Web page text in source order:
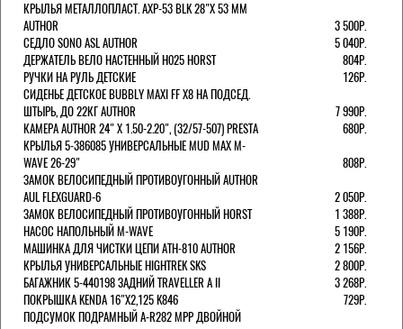
КРЫЛЬЯ МЕТАЛЛОПЛАСТ. AXP-53 BLK 28"Х 53 ММ
AUTHOR
3 500Р.
СЕДЛО SONO ASL AUTHOR
5 040Р.
ДЕРЖАТЕЛЬ ВЕЛО НАСТЕННЫЙ H025 HORST
804Р.
РУЧКИ НА РУЛЬ ДЕТСКИЕ
126Р.
СИДЕНЬЕ ДЕТСКОЕ BUBBLY MAXI FF X8 НА ПОДСЕД.
ШТЫРЬ, ДО 22КГ AUTHOR
7 990Р.
КАМЕРА AUTHOR 24" Х 1.50-2.20", (32/57-507) PRESTA
680Р.
КРЫЛЬЯ 5-386085 УНИВЕРСАЛЬНЫЕ MUD MAX M-
WAVE 26-29"
808Р.
ЗАМОК ВЕЛОСИПЕДНЫЙ ПРОТИВОУГОННЫЙ AUTHOR
AUL FLEXGUARD-6
2 050Р.
ЗАМОК ВЕЛОСИПЕДНЫЙ ПРОТИВОУГОННЫЙ HORST
1 388Р.
НАСОС НАПОЛЬНЫЙ M-WAVE
5 190Р.
МАШИНКА ДЛЯ ЧИСТКИ ЦЕПИ ATH-810 AUTHOR
2 156Р.
КРЫЛЬЯ УНИВЕРСАЛЬНЫЕ HIGHTREK SKS
2 800Р.
БАГАЖНИК 5-440198 ЗАДНИЙ TRAVELLER A II
3 268Р.
ПОКРЫШКА KENDA 16"Х2,125 K846
729Р.
ПОДСУМОК ПОДРАМНЫЙ A-R282 MPP ДВОЙНОЙ